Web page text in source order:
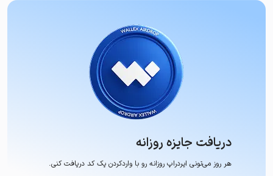
دریافت جایزه روزانه
هر روز می‌تونی ایردراپ روزانه رو با وارد‌کردن یک کد دریافت کنی.